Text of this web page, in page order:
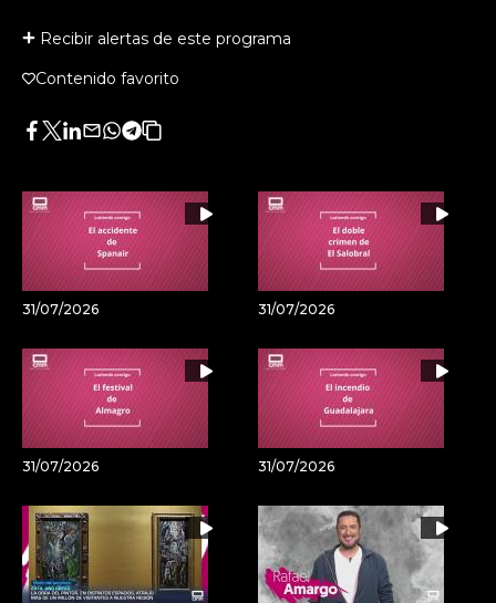
Recibir alertas de este programa
Contenido favorito
Facebook
Twitter
LinkedIn
Enviar
Whatsapp
Telegram
Copiar
artículo
31/07/2026 31/07/2026
31/07/2026 31/07/2026